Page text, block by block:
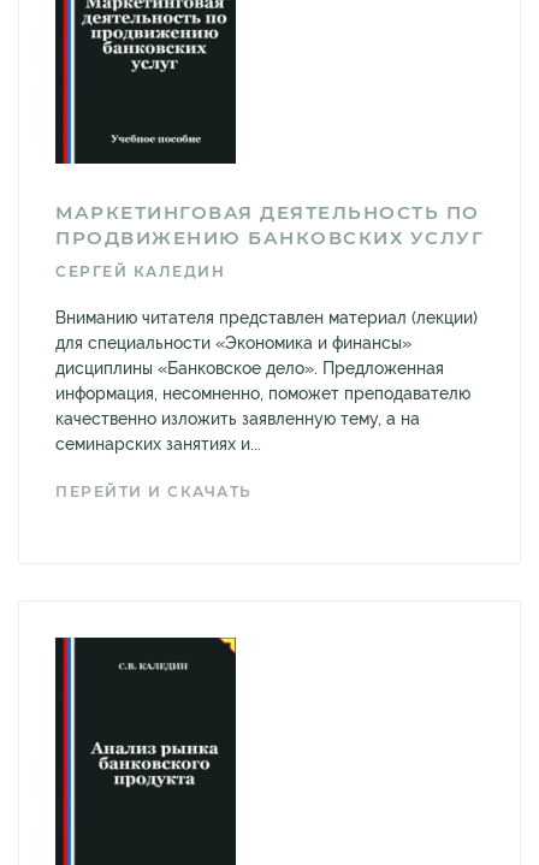
МАРКЕТИНГОВАЯ ДЕЯТЕЛЬНОСТЬ ПО
ПРОДВИЖЕНИЮ БАНКОВСКИХ УСЛУГ
СЕРГЕЙ КАЛЕДИН
Вниманию читателя представлен материал (лекции)
для специальности «Экономика и финансы»
дисциплины «Банковское дело». Предложенная
информация, несомненно, поможет преподавателю
качественно изложить заявленную тему, а на
семинарских занятиях и...
ПЕРЕЙТИ И СКАЧАТЬ